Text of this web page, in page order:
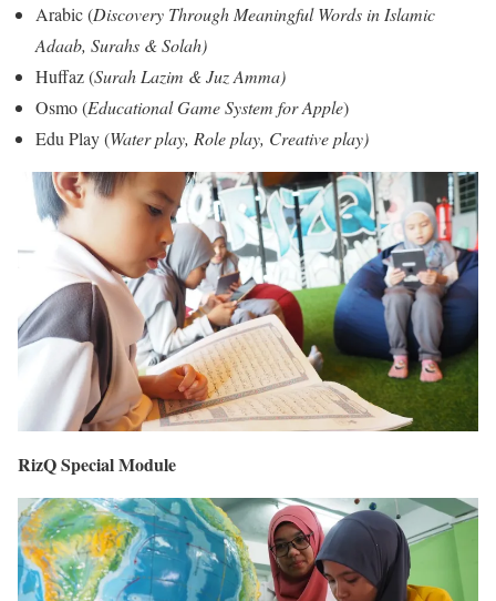
Arabic (Discovery Through Meaningful Words in Islamic
Adaab, Surahs & Solah)
Huffaz (Surah Lazim & Juz Amma)
Osmo (Educational Game System for Apple)
Edu Play (Water play, Role play, Creative play)
RizQ Special Module